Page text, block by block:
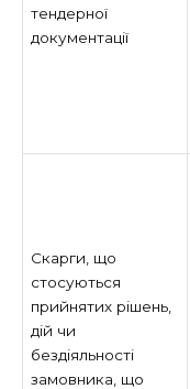
тендерної
документації
Скарги, що
стосуються
прийнятих рішень,
дій чи
бездіяльності
замовника, що